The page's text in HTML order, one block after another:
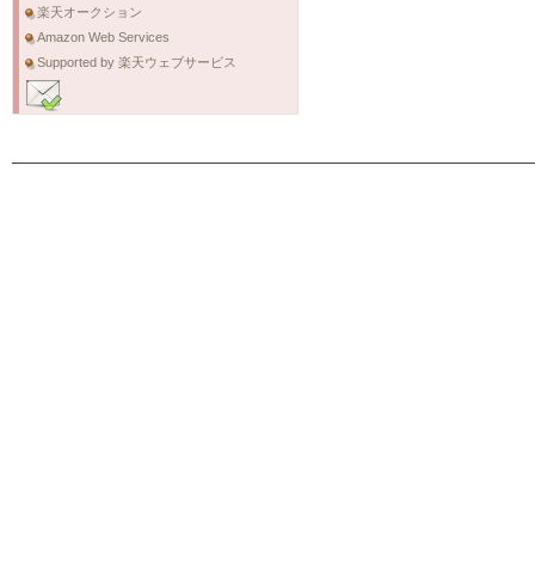
楽天オークション
Amazon Web Services
Supported by 楽天ウェブサービス